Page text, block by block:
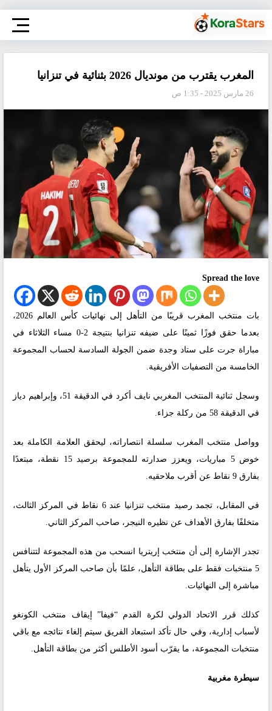
المغرب يقترب من مونديال 2026 بثنائية في تنزانيا
26 مارس 2025 - 1:35 ص
Spread the love
بات منتخب المغرب قريبًا من التأهل إلى نهائيات كأس العالم 2026،
بعدما حقق فوزًا ثمينًا على ضيفه تنزانيا بنتيجة 2-0 مساء الثلاثاء في
مباراة جرت على ستاد وجدة ضمن الجولة السادسة لحساب المجموعة
الخامسة من التصفيات الأفريقية.
وسجل ثنائية المنتخب المغربي نايف أكرد في الدقيقة 51، وإبراهيم دياز
في الدقيقة 58 من ركلة جزاء.
وواصل منتخب المغرب سلسلة انتصاراته، ليحقق العلامة الكاملة بعد
خوض 5 مباريات، ويعزز صدارته للمجموعة برصيد 15 نقطة، مبتعدًا
بفارق 9 نقاط عن أقرب ملاحقيه.
في المقابل، تجمد رصيد منتخب تنزانيا عند 6 نقاط في المركز الثالث،
متخلفًا بفارق الأهداف عن نظيره النيجر، صاحب المركز الثاني.
تجدر الإشارة إلى أن منتخب إريتريا انسحب من هذه المجموعة لتتنافس
5 منتخبات فقط على بطاقة التأهل، علمًا بأن صاحب المركز الأول يتأهل
مباشرة إلى النهائيات.
كذلك قرر الاتحاد الدولي لكرة القدم “فيفا” إيقاف منتخب الكونغو
لأسباب إدارية، وفي حال تأكد استبعاد الفريق سيتم إلغاء نتائجه مع باقي
منتخبات المجموعة، ما يقرّب أسود الأطلس أكثر من بطاقة التأهل.
سيطرة مغربية